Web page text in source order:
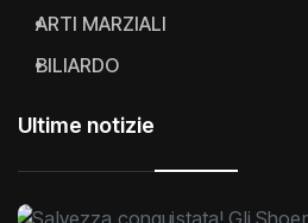
ARTI MARZIALI
BILIARDO
Ultime notizie